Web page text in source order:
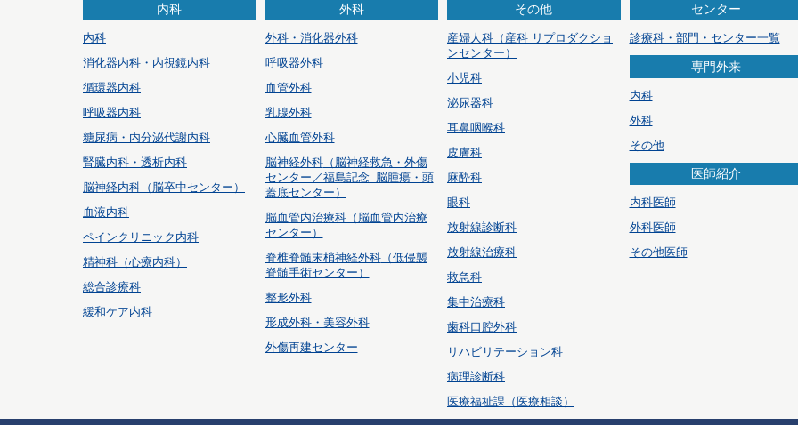
内科
内科
消化器内科・内視鏡内科
循環器内科
呼吸器内科
糖尿病・内分泌代謝内科
腎臓内科・透析内科
脳神経内科（脳卒中センター）
血液内科
ペインクリニック内科
精神科（心療内科）
総合診療科
緩和ケア内科
外科
外科・消化器外科
呼吸器外科
血管外科
乳腺外科
心臓血管外科
脳神経外科（脳神経救急・外傷
センター／福島記念 脳腫瘍・頭
蓋底センター）
脳血管内治療科（脳血管内治療
センター）
脊椎脊髄末梢神経外科（低侵襲
脊髄手術センター）
整形外科
形成外科・美容外科
外傷再建センター
その他
産婦人科 （産科 リプロダクショ
ンセンター）
小児科
泌尿器科
耳鼻咽喉科
皮膚科
麻酔科
眼科
放射線診断科
放射線治療科
救急科
集中治療科
歯科口腔外科
リハビリテーション科
病理診断科
医療福祉課（医療相談）
センター
診療科・部門・センター一覧
専門外来
内科
外科
その他
医師紹介
内科医師
外科医師
その他医師